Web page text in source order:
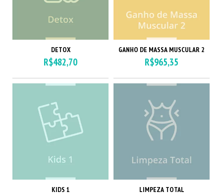
DETOX
R$482,70
GANHO DE MASSA MUSCULAR 2
R$965,35
KIDS 1 LIMPEZA TOTAL